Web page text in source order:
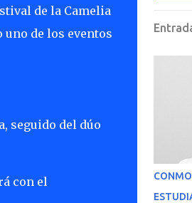
de la Camelia
uno de los eventos
seguido del dúo
con el